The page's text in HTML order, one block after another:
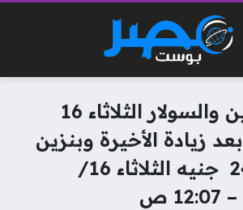
أسعار البنزين والسولار الثلاثاء 16
يونيو 2026 بعد زيادة الأخيرة وبنزين
95 يسجل 24 جنيه الثلاثاء 16/